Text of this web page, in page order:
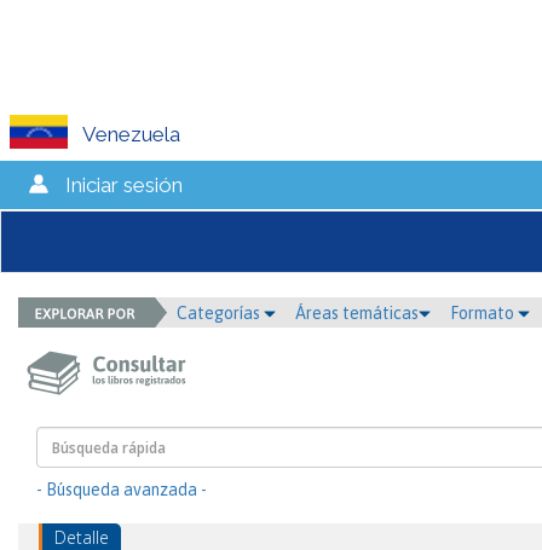
Venezuela
Iniciar sesión
Categorías Áreas temáticas Formato
- Búsqueda avanzada -
Detalle